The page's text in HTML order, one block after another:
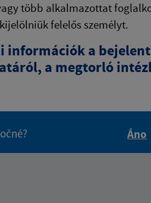
több alkalmazottat
felelős személyt.
információk a
a megtorló
Áno